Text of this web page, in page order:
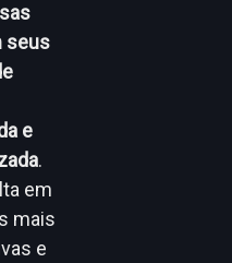
seus
e
.
em
mais
e